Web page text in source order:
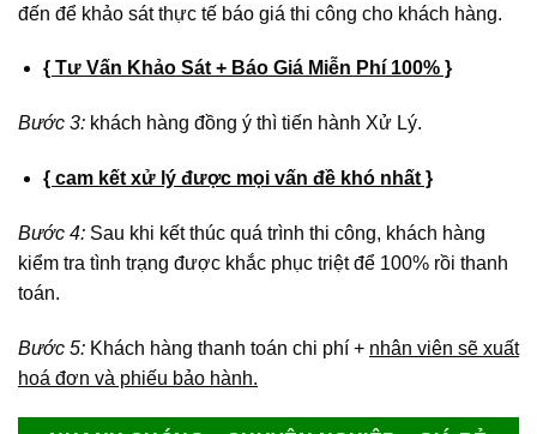
đến để khảo sát thực tế báo giá thi công cho khách hàng.
{ Tư Vấn Khảo Sát + Báo Giá Miễn Phí 100% }
Bước 3: khách hàng đồng ý thì tiến hành Xử Lý.
{ cam kết xử lý được mọi vấn đề khó nhất }
Bước 4: Sau khi kết thúc quá trình thi công, khách hàng
kiểm tra tình trạng được khắc phục triệt để 100% rồi thanh
toán.
Bước 5: Khách hàng thanh toán chi phí + nhân viên sẽ xuất
hoá đơn và phiếu bảo hành.